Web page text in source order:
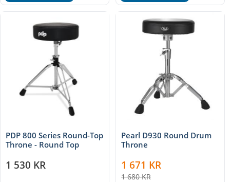
PDP 800 Series Round-Top
Throne - Round Top
1 530 KR
Pearl D930 Round Drum
Throne
1 671 KR
1 680KR